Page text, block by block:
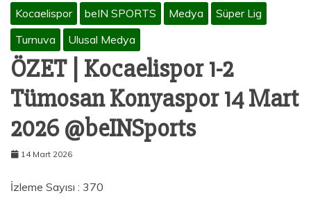
Kocaelispor beIN SPORTS Medya
Süper Lig
Turnuva
Ulusal Medya
ÖZET | Kocaelispor 1-2
Tümosan Konyaspor 14 Mart
2026 @beINSports
14 Mart 2026
İzleme Sayısı : 370